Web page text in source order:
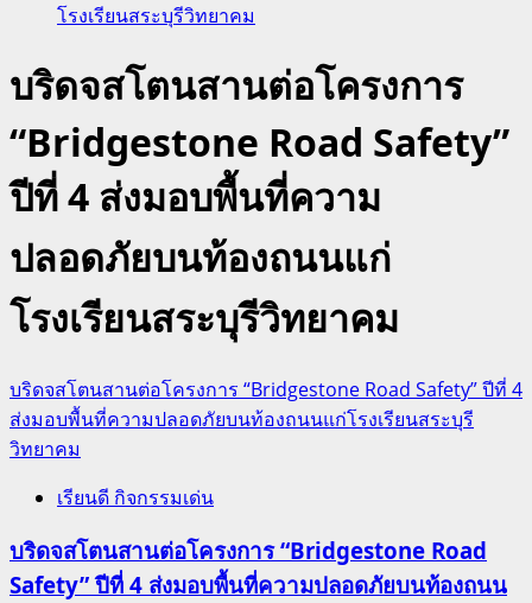
โรงเรียนสระบุรีวิทยาคม
บริดจสโตนสานต่อโครงการ
“Bridgestone Road Safety”
ปีที่ 4 ส่งมอบพื้นที่ความ
ปลอดภัยบนท้องถนนแก่
โรงเรียนสระบุรีวิทยาคม
บริดจสโตนสานต่อโครงการ “Bridgestone Road Safety” ปีที่ 4
ส่งมอบพื้นที่ความปลอดภัยบนท้องถนนแก่โรงเรียนสระบุรี
วิทยาคม
เรียนดี กิจกรรมเด่น
บริดจสโตนสานต่อโครงการ “Bridgestone Road
Safety” ปีที่ 4 ส่งมอบพื้นที่ความปลอดภัยบนท้องถนน